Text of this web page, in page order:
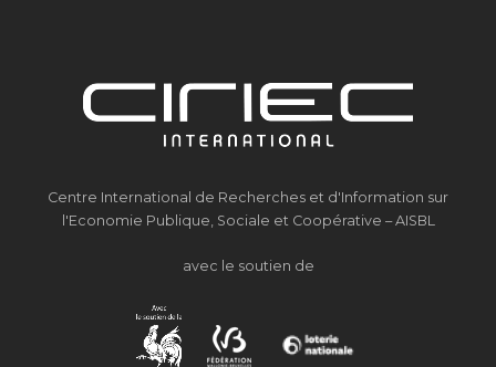
Centre International de Recherches et d'Information sur
l'Economie Publique, Sociale et Coopérative – AISBL
avec le soutien de